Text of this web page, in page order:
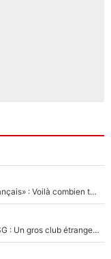
«C'est un beau salaire par rapport à 90 % des Français» : Voilà combien touchait Nelson Monfort sur France Télévisions avant de rejoindre CNews
Ferran Torres a pris sa décision concernant le PSG : Un gros club étranger prêt à relancer le feuilleton pour la signature du champion du monde 2026 !